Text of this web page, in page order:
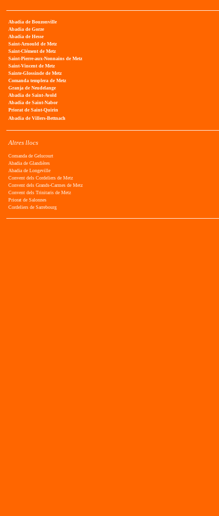
Abadia de Bouzonville
Abadia de Gorze
Abadia de Hesse
Saint-Arnould de Metz
Saint-Clément de Metz
Saint-Pierre-aux-Nonnains de Metz
Saint-Vincent de Metz
Sainte-Glossinde de Metz
Comanda templera de Metz
Granja de Neudelange
Abadia de Saint-Avold
Abadia de Saint-Nabor
Priorat de Saint-Quirin
Abadia de Villers-Bettnach
Altres llocs
Comanda de Gelucourt
Abadia de Glandières
Abadia de Longeville
Convent dels Cordeliers de Metz
Convent dels Grands-Carmes de Metz
Convent dels Trinitaris de Metz
Priorat de Salonnes
Cordeliers de Sarrebourg